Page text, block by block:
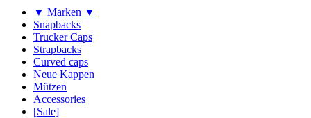
▼ Marken ▼
Snapbacks
Trucker Caps
Strapbacks
Curved caps
Neue Kappen
Mützen
Accessories
[Sale]